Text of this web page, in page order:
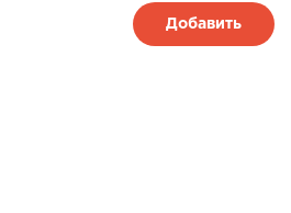
Добавить